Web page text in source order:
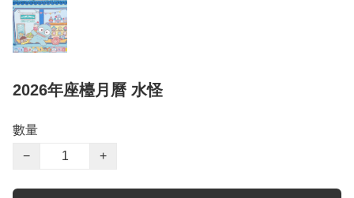
2026年座檯月曆 水怪
數量
−
+